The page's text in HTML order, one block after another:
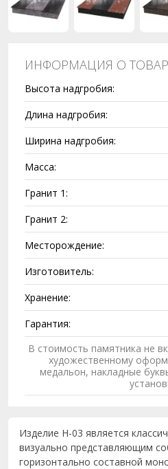
ИНФОРМАЦИЯ О
Высота надгробия:
Длина надгробия:
Ширина надгробия:
Масса:
Гранит 1:
Гранит 2:
Месторождение:
Изготовитель:
Хранение:
Гарантия:
В стоимость памятника не
художественному
медальон, накладные
Изделие Н-03 является
визуально представляющим
горизонтально составной